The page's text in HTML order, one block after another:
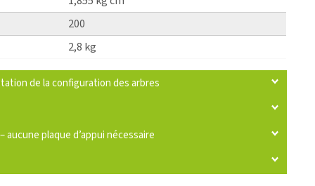
200
2,8 kg
de la configuration des arbres
aucune plaque d’appui nécessaire